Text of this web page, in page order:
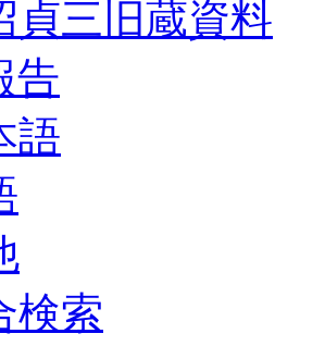
貞三旧蔵資料
告
語
検索